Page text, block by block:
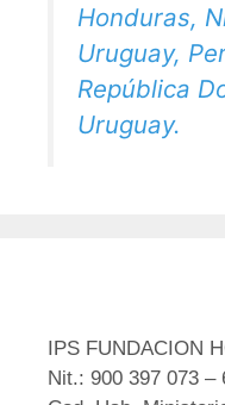
Honduras,
Uruguay,
República
Uruguay.
IPS FUNDACION
Nit.: 900 397 073 –